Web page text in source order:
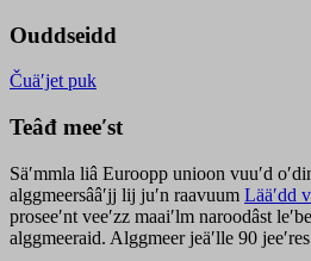
Ouddseidd
Čuäʹjet puk
Teâđ meeʹst
Säʹmmla liâ Euroopp unioon vuuʹd
alggmeersââʹjj lij juʹn raavuum Lääʹdd
proseeʹnt veeʹzz maaiʹlm naroodâst
alggmeeraid. Alggmeer jeäʹlle 90